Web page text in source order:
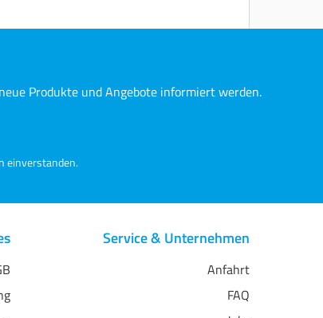
Produkte und Angebote informiert werden.
einverstanden.
Service & Unternehmen
Anfahrt
FAQ